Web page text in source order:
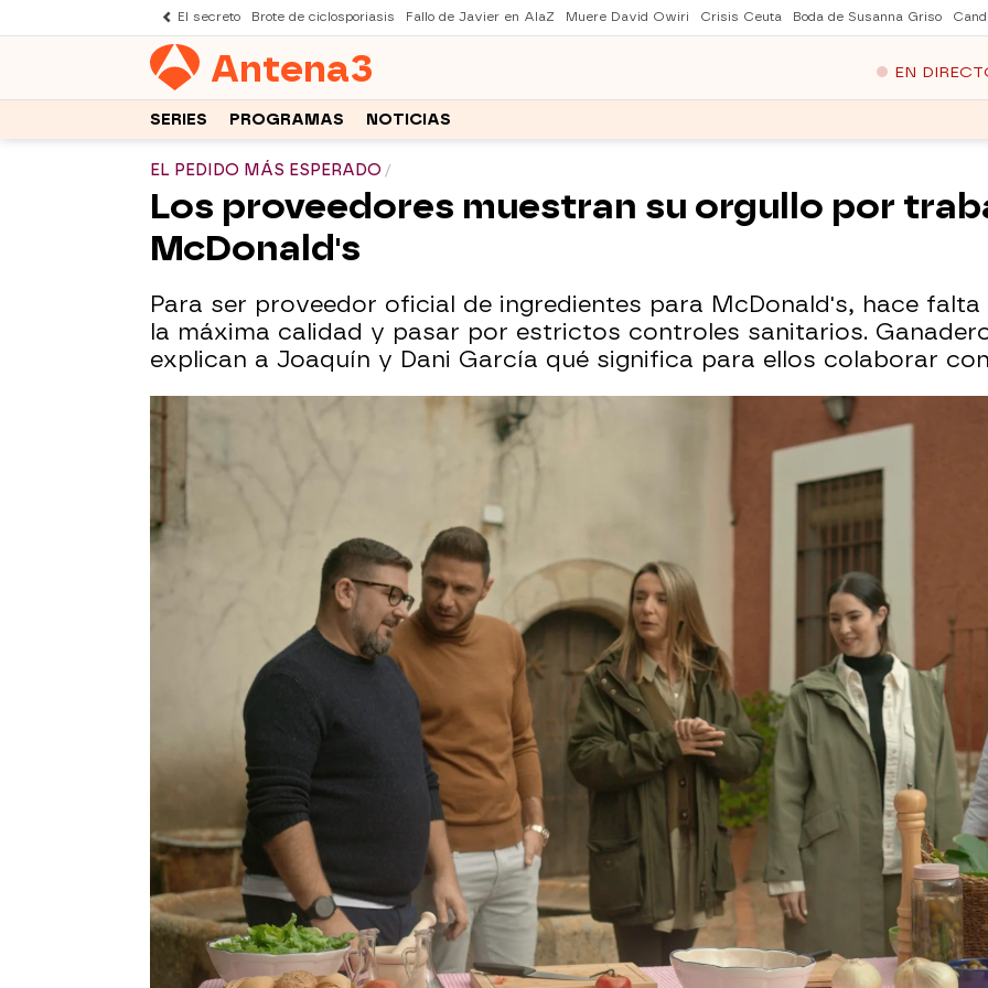
El secreto Brote de ciclosporiasis Fallo de Javier en AlaZ Muere David Owiri Crisis Ceuta Boda de Susanna Griso
Antena3 EN
SERIES PROGRAMAS NOTICIAS
EL PEDIDO MÁS ESPERADO
Los proveedores muestran su orgullo por
McDonald's
Para ser proveedor oficial de ingredientes para McDonald's, hace
la máxima calidad y pasar por estrictos controles sanitarios.
explican a Joaquín y Dani García qué significa para ellos colaborar
» Brand » El pedido más esperado
antena3.com
Publicado: 05 de diciembre de 2023, 11:49 WhatsappFacebook Flipboard
antena3.com
Publicado:05 de diciembre de 2023, 11:49 WhatsappFacebook
X